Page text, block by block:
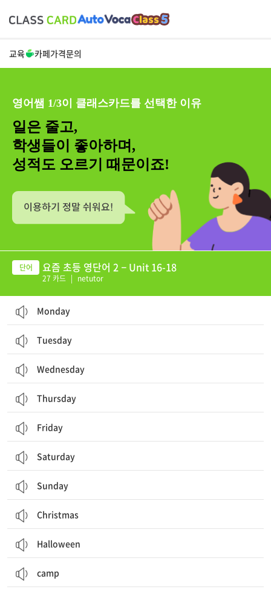
교육 카페가격문의
영어쌤 1/3이 클래스카드를 선택한 이유
일은 줄고,
학생들이 좋아하며,
성적도 오르기 때문이죠!
요즘 초등 영단어 2 − Unit 16-18
27 카드 | netutor
Monday
Tuesday
Wednesday
Thursday
Friday
Saturday
Sunday
Christmas
Halloween
camp